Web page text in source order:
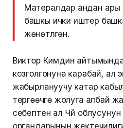
Матералдар андан ары
башкы ички иштер
жөнөтүлгөн.
Виктор Кимдин
козголгонуна карабай, ал
жабырлануучу катар
тергөөчүгө жолуга албай
себептен ал Чүй облусунун
органдарынын